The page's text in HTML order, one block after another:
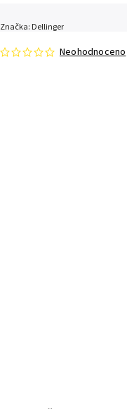
Neohodnoceno
Značka: Dellinger